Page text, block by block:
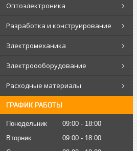
Оптоэлектроника
Разработка и конструирование
Электромеханика
Электроооборудование
Расходные материалы
ГРАФИК РАБОТЫ
Понедельник 09:00
18:00
Вторник
09:00
18:00